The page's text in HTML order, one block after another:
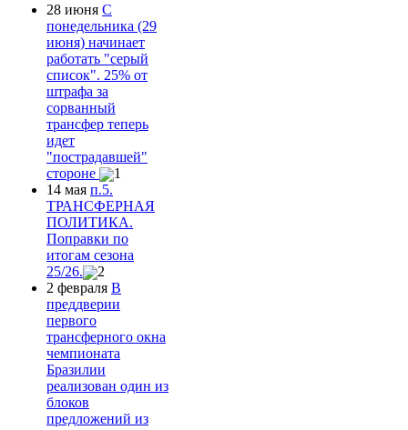
28 июня С
понедельника (29
июня) начинает
работать "серый
список". 25% от
штрафа за
сорванный
трансфер теперь
идет
"пострадавшей"
стороне
1
14 мая п.5.
ТРАНСФЕРНАЯ
ПОЛИТИКА.
Поправки по
итогам сезона
25/26.
2
2 февраля В
преддверии
первого
трансферного окна
чемпионата
Бразилии
реализован один из
блоков
предложений из